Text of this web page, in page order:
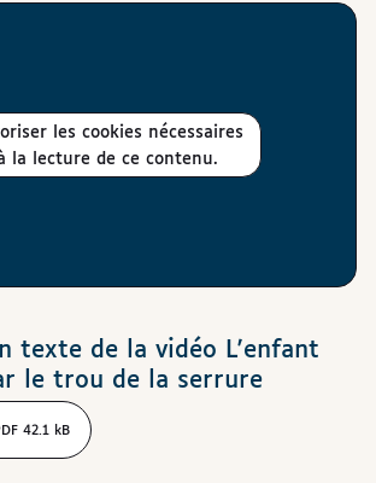
la lecture de ce contenu.
texte de la vidéo L'enfant
le trou de la serrure
42.1 kB